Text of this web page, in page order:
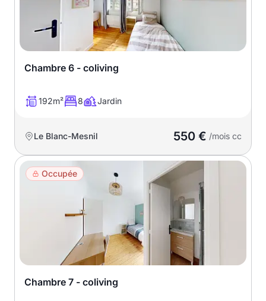
Chambre 6 - coliving
192m² 8 Jardin
Le Blanc-Mesnil 550 € /mois cc
Occupée
Chambre 7 - coliving